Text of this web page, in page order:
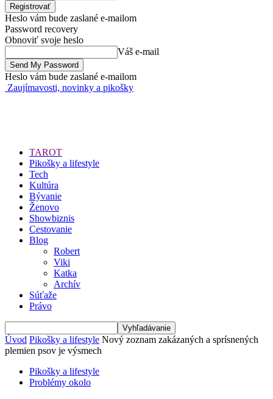
Heslo vám bude zaslané e-mailom
Password recovery
Obnoviť svoje heslo
Váš e-mail
Heslo vám bude zaslané e-mailom
Zaujímavosti, novinky a pikošky
TAROT
Pikošky a lifestyle
Tech
Kultúra
Bývanie
Ženovo
Showbiznis
Cestovanie
Blog
Robert
Viki
Katka
Archív
Súťaže
Právo
Úvod Pikošky a lifestyle Nový zoznam zakázaných a sprísnených
plemien psov je výsmech
Pikošky a lifestyle
Problémy okolo